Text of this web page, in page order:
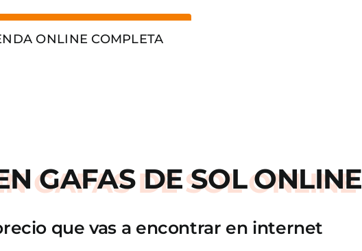
ONLINE COMPLETA
GAFAS DE SOL ONLINE
que vas a encontrar en internet